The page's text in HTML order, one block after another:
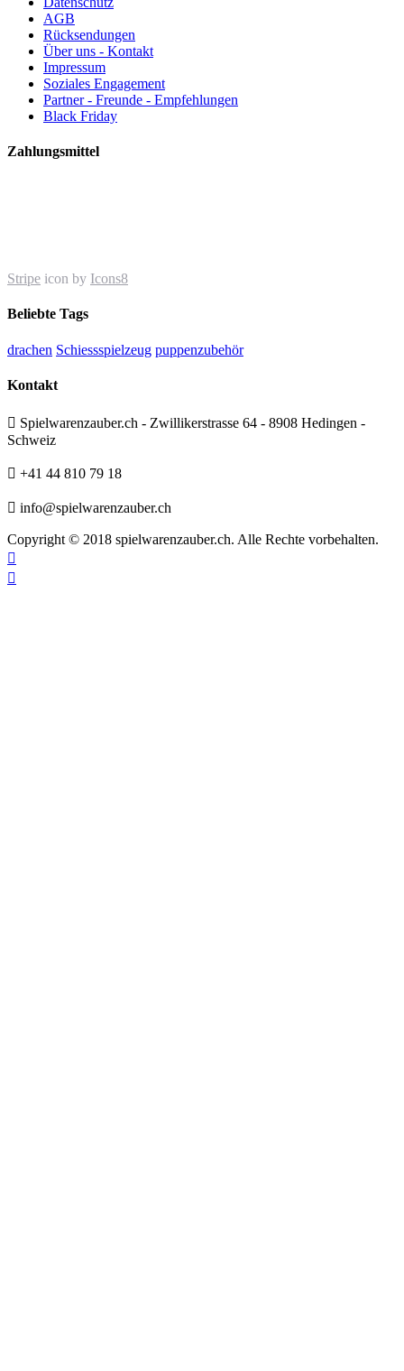
AGB
Rücksendungen
Über uns - Kontakt
Impressum
Soziales Engagement
Partner - Freunde - Empfehlungen
Black Friday
Zahlungsmittel
Stripe icon by Icons8
Beliebte Tags
drachen Schiessspielzeug puppenzubehör
Kontakt
 Spielwarenzauber.ch - Zwillikerstrasse 64 - 8908 Hedingen -
Schweiz
 +41 44 810 79 18
 info@spielwarenzauber.ch
Copyright © 2018 spielwarenzauber.ch. Alle Rechte vorbehalten.

